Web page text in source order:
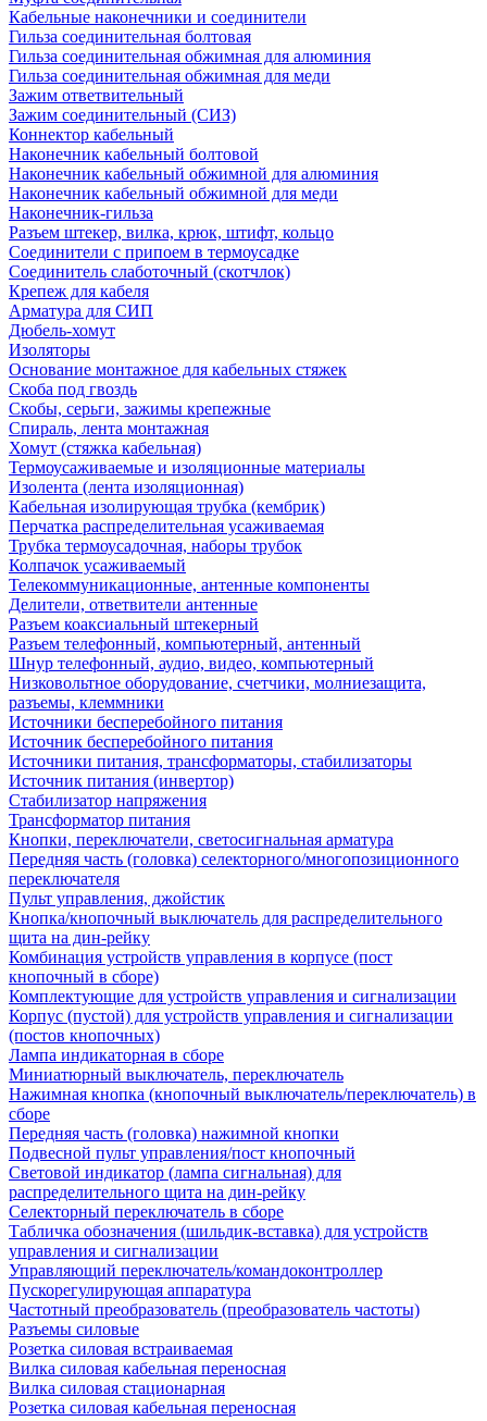
Кабельные наконечники и соединители
Гильза соединительная болтовая
Гильза соединительная обжимная для алюминия
Гильза соединительная обжимная для меди
Зажим ответвительный
Зажим соединительный (СИЗ)
Коннектор кабельный
Наконечник кабельный болтовой
Наконечник кабельный обжимной для алюминия
Наконечник кабельный обжимной для меди
Наконечник-гильза
Разъем штекер, вилка, крюк, штифт, кольцо
Соединители с припоем в термоусадке
Соединитель слаботочный (скотчлок)
Крепеж для кабеля
Арматура для СИП
Дюбель-хомут
Изоляторы
Основание монтажное для кабельных стяжек
Скоба под гвоздь
Скобы, серьги, зажимы крепежные
Спираль, лента монтажная
Хомут (стяжка кабельная)
Термоусаживаемые и изоляционные материалы
Изолента (лента изоляционная)
Кабельная изолирующая трубка (кембрик)
Перчатка распределительная усаживаемая
Трубка термоусадочная, наборы трубок
Колпачок усаживаемый
Телекоммуникационные, антенные компоненты
Делители, ответвители антенные
Разъем коаксиальный штекерный
Разъем телефонный, компьютерный, антенный
Шнур телефонный, аудио, видео, компьютерный
Низковольтное оборудование, счетчики, молниезащита,
разъемы, клеммники
Источники бесперебойного питания
Источник бесперебойного питания
Источники питания, трансформаторы, стабилизаторы
Источник питания (инвертор)
Стабилизатор напряжения
Трансформатор питания
Кнопки, переключатели, светосигнальная арматура
Передняя часть (головка) селекторного/многопозиционного
переключателя
Пульт управления, джойстик
Кнопка/кнопочный выключатель для распределительного
щита на дин-рейку
Комбинация устройств управления в корпусе (пост
кнопочный в сборе)
Комплектующие для устройств управления и сигнализации
Корпус (пустой) для устройств управления и сигнализации
(постов кнопочных)
Лампа индикаторная в сборе
Миниатюрный выключатель, переключатель
Нажимная кнопка (кнопочный выключатель/переключатель) в
сборе
Передняя часть (головка) нажимной кнопки
Подвесной пульт управления/пост кнопочный
Световой индикатор (лампа сигнальная) для
распределительного щита на дин-рейку
Селекторный переключатель в сборе
Табличка обозначения (шильдик-вставка) для устройств
управления и сигнализации
Управляющий переключатель/командоконтроллер
Пускорегулирующая аппаратура
Частотный преобразователь (преобразователь частоты)
Разъемы силовые
Розетка силовая встраиваемая
Вилка силовая кабельная переносная
Вилка силовая стационарная
Розетка силовая кабельная переносная